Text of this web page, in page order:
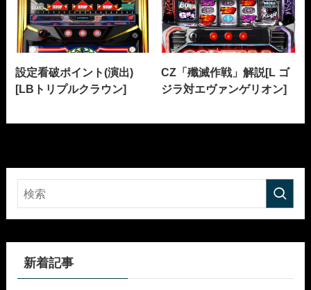
設定看破ポイント(演出)
[LBトリプルクラウン]
CZ「殲滅作戦」解説[L ゴ
ジラ対エヴァンゲリオン]
新着記事